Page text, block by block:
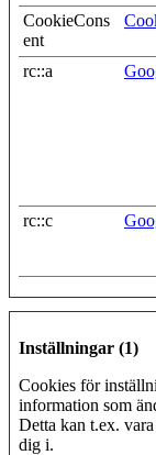
CookieCons
ent
rc::a
rc::c
Inställningar (1)
Cookies för
information som
Detta kan t.ex.
dig i.